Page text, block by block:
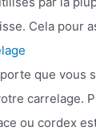
Cela pour
que vous
carrelage.
ou cordex